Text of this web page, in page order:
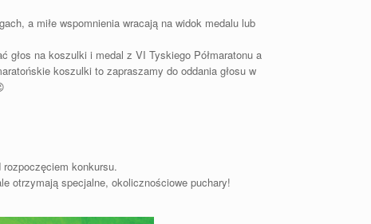
a miłe wspomnienia wracają na widok medalu lub
głos na koszulki i medal z VI Tyskiego Półmaratonu a
koszulki to zapraszamy do oddania głosu w
konkursu.
otrzymają specjalne, okolicznościowe puchary!